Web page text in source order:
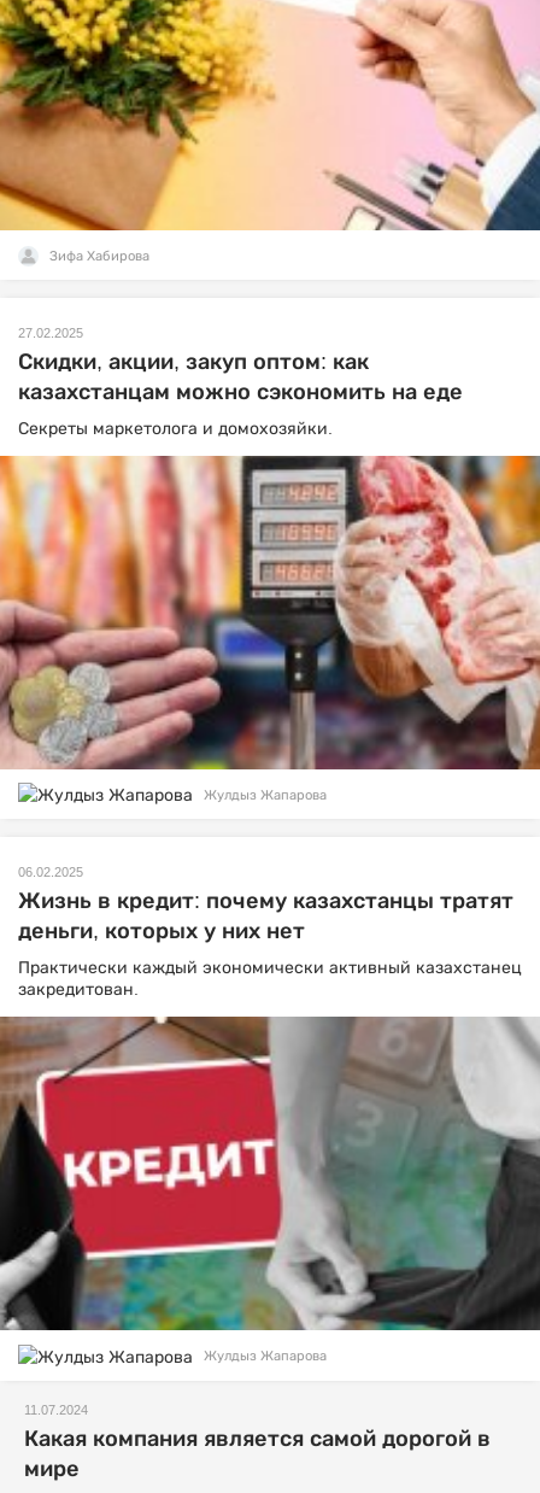
Зифа Хабирова
27.02.2025
Скидки, акции, закуп оптом: как
казахстанцам можно сэкономить на еде
Секреты маркетолога и домохозяйки.
Жулдыз Жапарова
06.02.2025
Жизнь в кредит: почему казахстанцы тратят
деньги, которых у них нет
Практически каждый экономически активный казахстанец
закредитован.
Жулдыз Жапарова
11.07.2024
Какая компания является самой дорогой в
мире